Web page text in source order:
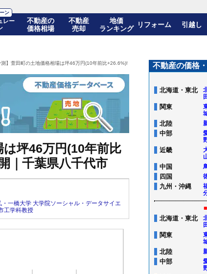
ン
レー
不動産の
価格相場
不動産
売却
地価
ランキング
リフォーム 引越し
測】萱田町の土地価格相場は坪46万円(10年前比+26.6%)! 10年後の価格推移も公開｜千葉県
は坪46万円(10年前比
｜千葉県八千代市
・一橋大学 大学院ソーシャル・データサイエ
工学科教授
不動産の価格
北海道・東北
関東
北陸
中部
近畿
中国
四国
九州・沖縄
北海道・東北
関東
北陸
中部